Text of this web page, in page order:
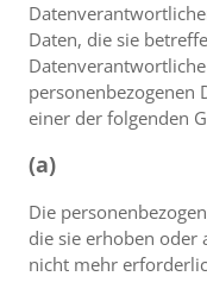
Daten, die sie
personenbezogenen
einer der folgenden
(a)
Die
die sie erhoben
nicht mehr